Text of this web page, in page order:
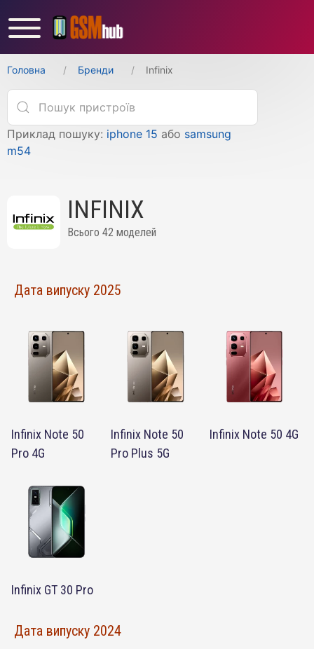
Головна Бренди Infinix
Приклад пошуку: iphone 15 або samsung
m54
INFINIX
Всього 42 моделей
Дата випуску 2025
Infinix Note 50
Pro 4G
Infinix Note 50
Pro Plus 5G
Infinix Note 50 4G
Infinix GT 30 Pro
Дата випуску 2024